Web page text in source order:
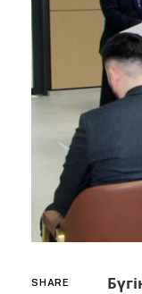
SHARE